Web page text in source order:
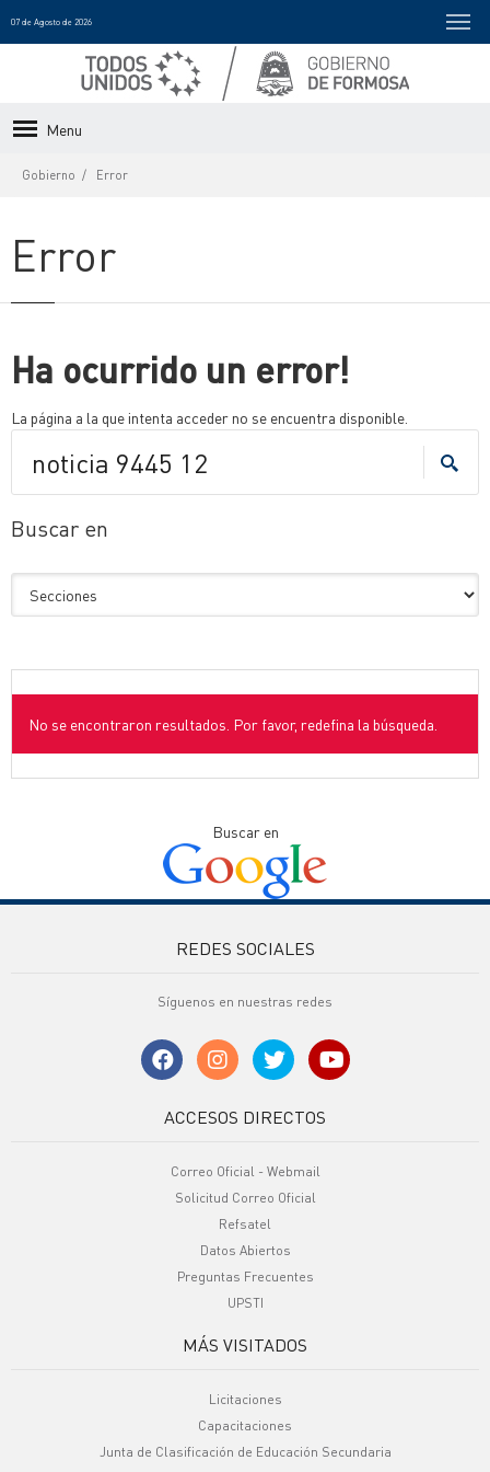
07 de Agosto de 2026
Menu
Gobierno Error
Error
Ha ocurrido un error!
La página a la que intenta acceder no se encuentra disponible.
Buscar en
No se encontraron resultados. Por favor, redefina la búsqueda.
Buscar en
REDES SOCIALES
Síguenos en nuestras redes
ACCESOS DIRECTOS
Correo Oficial - Webmail
Solicitud Correo Oficial
Refsatel
Datos Abiertos
Preguntas Frecuentes
UPSTI
MÁS VISITADOS
Licitaciones
Capacitaciones
Junta de Clasificación de Educación Secundaria